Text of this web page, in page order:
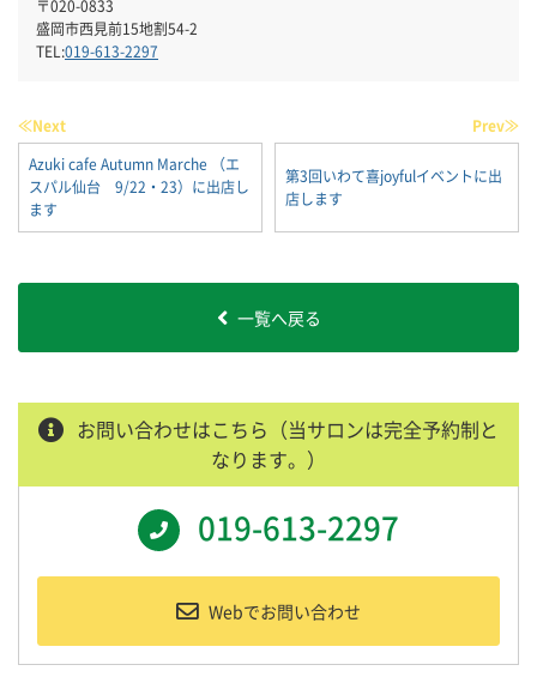
〒020-0833
盛岡市西見前15地割54-2
TEL:019-613-2297
≪Next
Azuki cafe Autumn Marche （エ
スパル仙台 9/22・23）に出店し
ます
Prev≫
第3回いわて喜joyfulイベントに出
店します
一覧へ戻る
お問い合わせはこちら（当サロンは完全予約制と
なります。）
019-613-2297
Webでお問い合わせ